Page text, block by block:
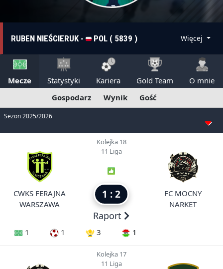
RUBEN NIEŚCIERUK - POL ( 5839 ) Więcej
Mecze Statystyki Kariera Gold Team
O mnie
Gospodarz
Wynik Gość
Sezon 2025/2026
CWKS FERAJNA
WARSZAWA
Kolejka 18
11 Liga
1 : 2
Raport
FC MOCNY
NARKET
1 1 3 1
Kolejka 17
11 Liga